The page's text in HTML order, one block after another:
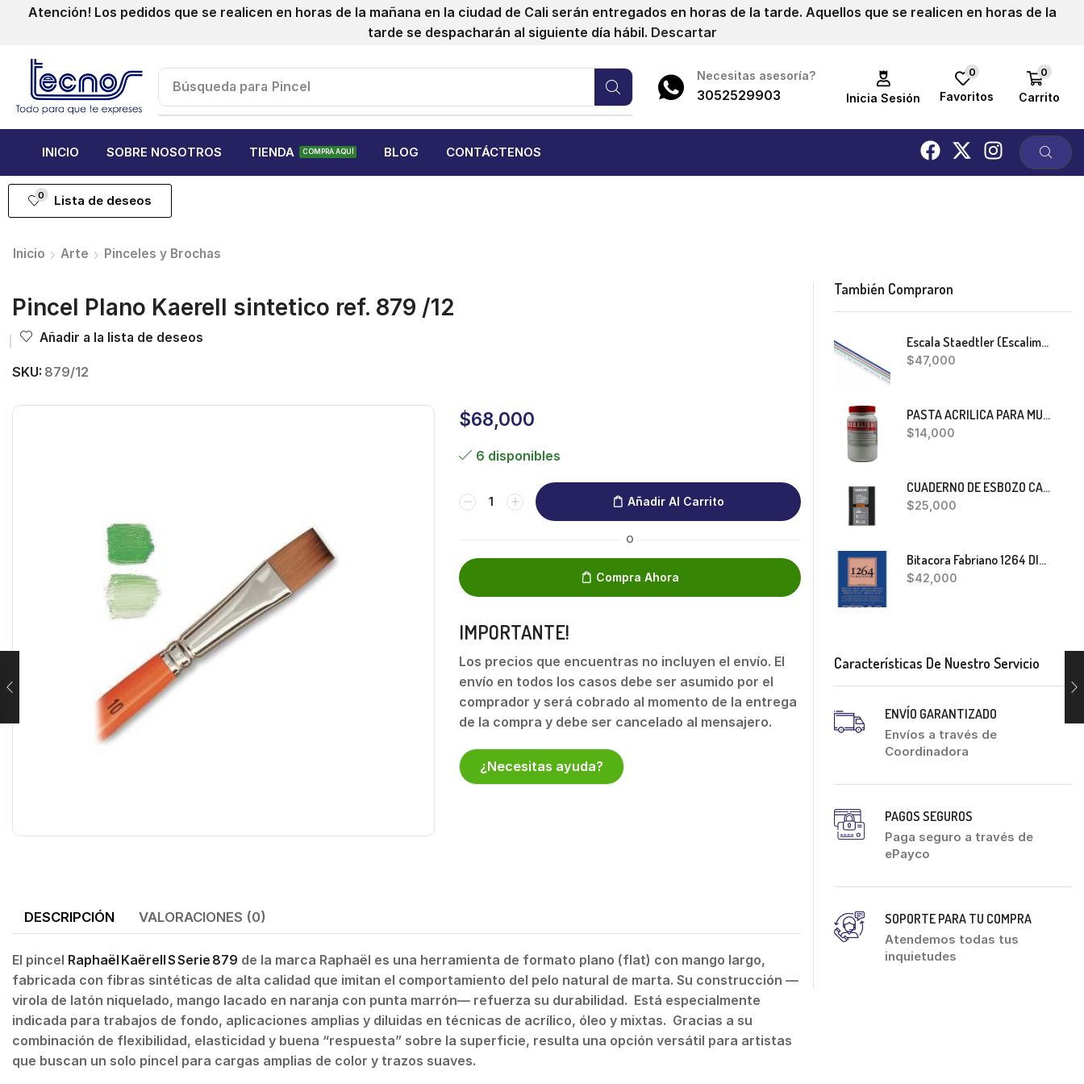
Atención! Los pedidos que se realicen en horas de la mañana en la ciudad de Cali serán entregados en horas de la tarde. Aquellos que se realicen en horas de la
tarde se despacharán al siguiente día hábil. Descartar
Búsqueda para Pincel
Necesitas asesoría?
3052529903 Inicia Sesión
0
Favoritos
0
Carrito
INICIO SOBRE NOSOTROS TIENDA COMPRA AQUÍ BLOG CONTÁCTENOS
0 Lista de deseos
Inicio Arte Pinceles y Brochas
Pincel Plano Kaerell sintetico ref. 879 /12
Añadir a la lista de deseos
SKU: 879/12
$68,000
6 disponibles
Añadir Al Carrito
O
Compra Ahora
IMPORTANTE!
Los precios que encuentras no incluyen el envío. El
envío en todos los casos debe ser asumido por el
comprador y será cobrado al momento de la entrega
de la compra y debe ser cancelado al mensajero.
¿Necesitas ayuda?
DESCRIPCIÓN VALORACIONES (0)
El pincel Raphaël Kaërell S Serie 879 de la marca Raphaël es una herramienta de formato plano (flat) con mango largo,
fabricada con fibras sintéticas de alta calidad que imitan el comportamiento del pelo natural de marta. Su construcción —
virola de latón niquelado, mango lacado en naranja con punta marrón— refuerza su durabilidad. Está especialmente
indicada para trabajos de fondo, aplicaciones amplias y diluidas en técnicas de acrílico, óleo y mixtas. Gracias a su
combinación de flexibilidad, elasticidad y buena “respuesta” sobre la superficie, resulta una opción versátil para artistas
que buscan un solo pincel para cargas amplias de color y trazos suaves.
También Compraron
Escala Staedtler (Escalimetro)
$47,000
PASTA ACRILICA PARA MURALISMO 400 GRS
$14,000
CUADERNO DE ESBOZO CANSON ONE
$25,000
Bitacora Fabriano 1264 DIBUJO A5
$42,000
Características De Nuestro Servicio
ENVÍO GARANTIZADO
Envíos a través de
Coordinadora
PAGOS SEGUROS
Paga seguro a través de
ePayco
SOPORTE PARA TU COMPRA
Atendemos todas tus
inquietudes